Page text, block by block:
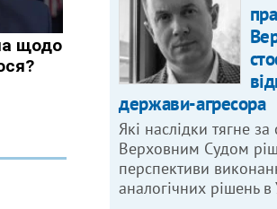
держави-агресора
Які наслідки тягне
Верховним Судом
перспективи
аналогічних рішень в